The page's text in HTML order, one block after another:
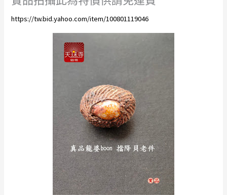
https://tw.bid.yahoo.com/item/100801119046